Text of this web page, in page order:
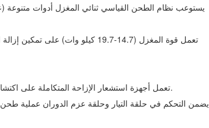
• تعمل أجهزة استشعار الإزاحة المتكاملة على اكتشاف الاختلافات في الصب وتكييف مسارات الطحن مع خصائص تشوه الألومنيوم.